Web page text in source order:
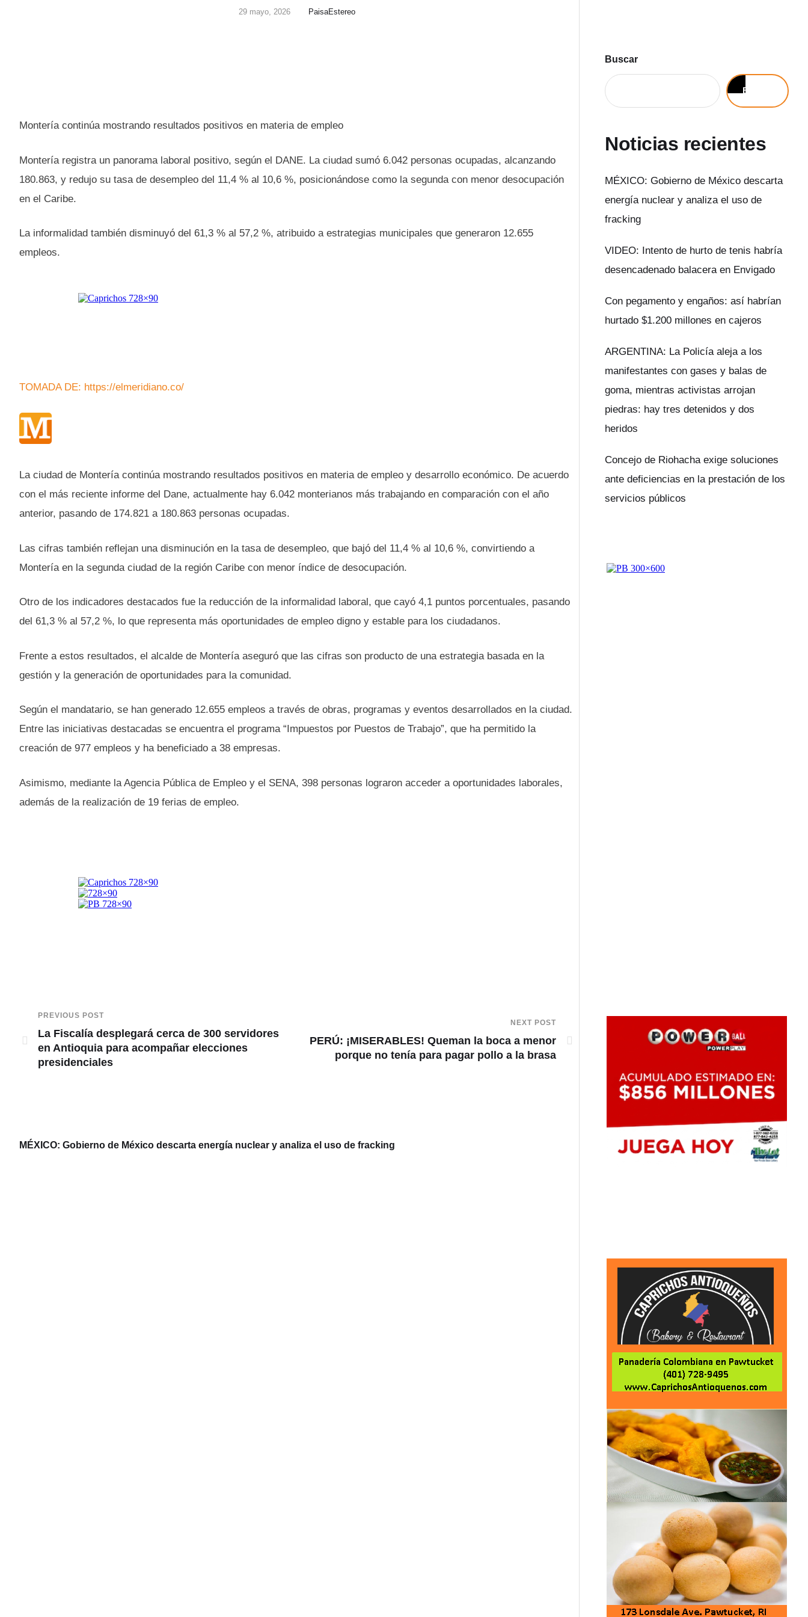
29 mayo, 2026 PaisaEstereo
Montería continúa mostrando resultados positivos en materia de empleo
Montería registra un panorama laboral positivo, según el DANE. La ciudad sumó 6.042 personas ocupadas, alcanzando
180.863, y redujo su tasa de desempleo del 11,4 % al 10,6 %, posicionándose como la segunda con menor desocupación
en el Caribe.
La informalidad también disminuyó del 61,3 % al 57,2 %, atribuido a estrategias municipales que generaron 12.655
empleos.
TOMADA DE: https://elmeridiano.co/
La ciudad de Montería continúa mostrando resultados positivos en materia de empleo y desarrollo económico. De acuerdo
con el más reciente informe del Dane, actualmente hay 6.042 monterianos más trabajando en comparación con el año
anterior, pasando de 174.821 a 180.863 personas ocupadas.
Las cifras también reflejan una disminución en la tasa de desempleo, que bajó del 11,4 % al 10,6 %, convirtiendo a
Montería en la segunda ciudad de la región Caribe con menor índice de desocupación.
Otro de los indicadores destacados fue la reducción de la informalidad laboral, que cayó 4,1 puntos porcentuales, pasando
del 61,3 % al 57,2 %, lo que representa más oportunidades de empleo digno y estable para los ciudadanos.
Frente a estos resultados, el alcalde de Montería aseguró que las cifras son producto de una estrategia basada en la
gestión y la generación de oportunidades para la comunidad.
Según el mandatario, se han generado 12.655 empleos a través de obras, programas y eventos desarrollados en la ciudad.
Entre las iniciativas destacadas se encuentra el programa “Impuestos por Puestos de Trabajo”, que ha permitido la
creación de 977 empleos y ha beneficiado a 38 empresas.
Asimismo, mediante la Agencia Pública de Empleo y el SENA, 398 personas lograron acceder a oportunidades laborales,
además de la realización de 19 ferias de empleo.
PREVIOUS POST
La Fiscalía desplegará cerca de 300 servidores
en Antioquia para acompañar elecciones
presidenciales
NEXT POST
PERÚ: ¡MISERABLES! Queman la boca a menor
porque no tenía para pagar pollo a la brasa
MÉXICO: Gobierno de México descarta energía nuclear y analiza el uso de fracking VIDEO: Intento de hurto de tenis habría
Buscar
Buscar
Noticias recientes
MÉXICO: Gobierno de México descarta
energía nuclear y analiza el uso de
fracking
VIDEO: Intento de hurto de tenis habría
desencadenado balacera en Envigado
Con pegamento y engaños: así habrían
hurtado $1.200 millones en cajeros
ARGENTINA: La Policía aleja a los
manifestantes con gases y balas de
goma, mientras activistas arrojan
piedras: hay tres detenidos y dos
heridos
Concejo de Riohacha exige soluciones
ante deficiencias en la prestación de los
servicios públicos